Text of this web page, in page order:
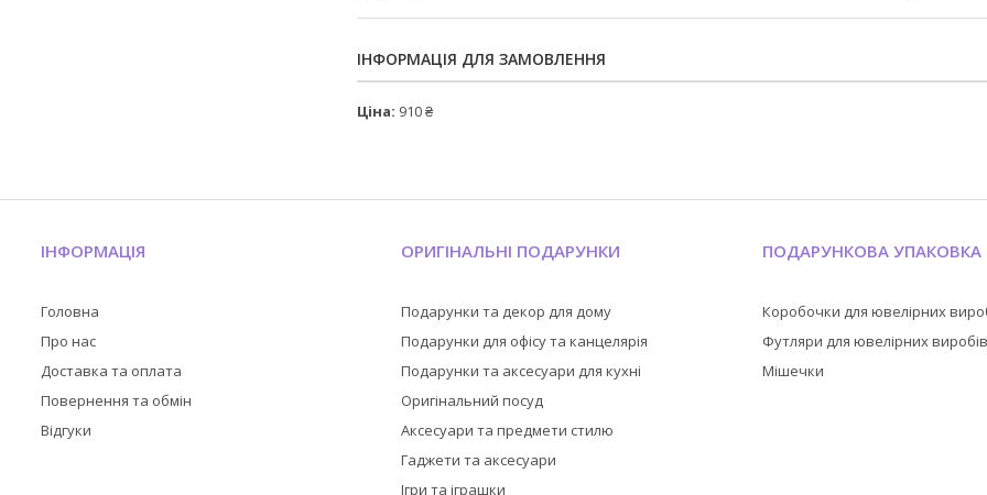
ІНФОРМАЦІЯ ДЛЯ ЗАМОВЛЕННЯ
Ціна: 910 ₴
ІНФОРМАЦІЯ
Головна
Про нас
Доставка та оплата
Повернення та обмін
Відгуки
ОРИГІНАЛЬНІ ПОДАРУНКИ
Подарунки та декор для дому
Подарунки для офісу та канцелярія
Подарунки та аксесуари для кухні
Оригінальний посуд
Аксесуари та предмети стилю
Гаджети та аксесуари
Ігри та іграшки
ПОДАРУНКОВА УПАКОВКА
Коробочки для ювелірних
Футляри для ювелірних
Мішечки